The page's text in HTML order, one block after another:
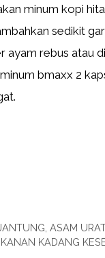
minum kopi
sedikit
ayam rebus atau
bmaxx 2
ASAM
KADANG